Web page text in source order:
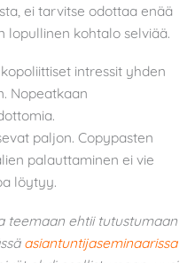
ei tarvitse odottaa enää
lopullinen kohtalo selviää.
intressit yhden
Nopeatkaan
paljon. Copypasten
palauttaminen ei vie
löytyy.
teemaan ehtii tutustumaan
asiantuntijaseminaarissa